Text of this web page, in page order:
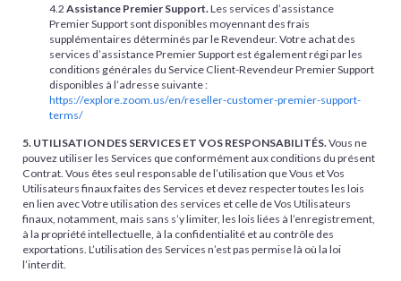
4.2Assistance Premier Support. Les services d’assistance
Premier Support sont disponibles moyennant des frais
supplémentaires déterminés par le Revendeur. Votre achat des
services d’assistance Premier Support est également régi par les
conditions générales du Service Client-Revendeur Premier Support
disponibles à l’adresse suivante :
https://explore.zoom.us/en/reseller-customer-premier-support-
terms/
5. UTILISATION DES SERVICES ET VOS RESPONSABILITÉS. Vous ne
pouvez utiliser les Services que conformément aux conditions du présent
Contrat. Vous êtes seul responsable de l’utilisation que Vous et Vos
Utilisateurs finaux faites des Services et devez respecter toutes les lois
en lien avec Votre utilisation des services et celle de Vos Utilisateurs
finaux, notamment, mais sans s’y limiter, les lois liées à l’enregistrement,
à la propriété intellectuelle, à la confidentialité et au contrôle des
exportations. L’utilisation des Services n’est pas permise là où la loi
l’interdit.